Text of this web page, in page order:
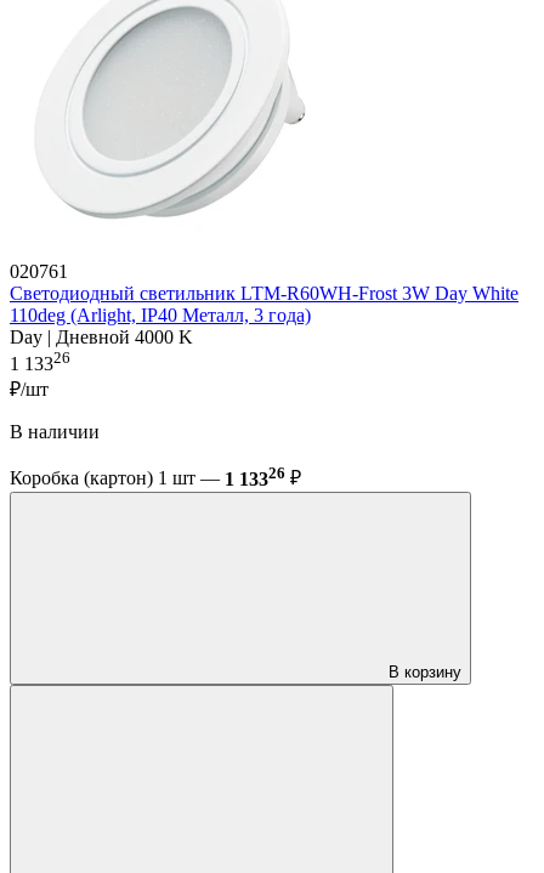
020761
Светодиодный светильник LTM-R60WH-Frost 3W Day White
110deg (Arlight, IP40 Металл, 3 года)
Day | Дневной 4000 K
1 13326
₽/шт
В наличии
Коробка (картон) 1 шт — 1 13326 ₽
В корзину